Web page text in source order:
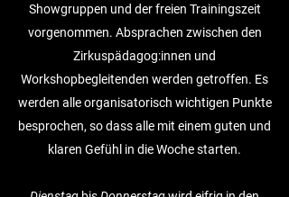
Showgruppen und der freien Trainingszeit
vorgenommen. Absprachen zwischen den
Zirkuspädagog:innen und
Workshopbegleitenden werden getroffen. Es
werden alle organisatorisch wichtigen Punkte
besprochen, so dass alle mit einem guten und
klaren Gefühl in die Woche starten.